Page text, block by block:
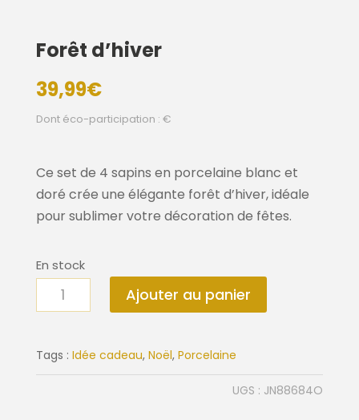
Forêt d’hiver
39,99€
Dont éco-participation : €
Ce set de 4 sapins en porcelaine blanc et
doré crée une élégante forêt d’hiver, idéale
pour sublimer votre décoration de fêtes.
En stock
quantité
de
d'hiver
Ajouter au panier
Tags : Idée cadeau, Noël, Porcelaine
UGS : JN88684O